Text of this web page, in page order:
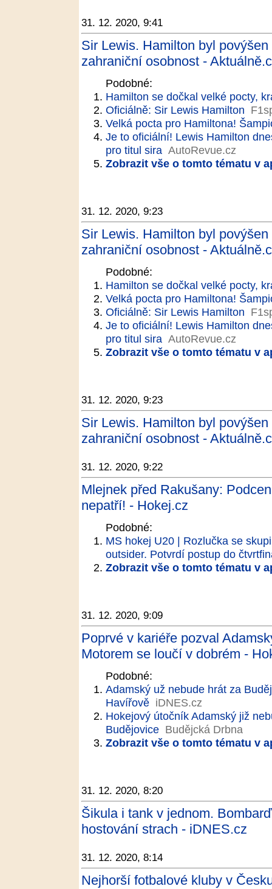
31. 12. 2020, 9:41
Sir Lewis. Hamilton byl
zahraniční osobnost -
Podobné:
Hamilton se dočkal velké pocty,
Oficiálně: Sir Lewis Hamilton
Velká pocta pro Hamiltona!
Je to oficiální! Lewis Hamilton
pro titul sira AutoRevue.cz
Zobrazit vše o tomto tématu v
31. 12. 2020, 9:23
Sir Lewis. Hamilton byl
zahraniční osobnost -
Podobné:
Hamilton se dočkal velké pocty,
Velká pocta pro Hamiltona!
Oficiálně: Sir Lewis Hamilton
Je to oficiální! Lewis Hamilton
pro titul sira AutoRevue.cz
Zobrazit vše o tomto tématu v
31. 12. 2020, 9:23
Sir Lewis. Hamilton byl
zahraniční osobnost -
31. 12. 2020, 9:22
Mlejnek před Rakušany:
nepatří! - Hokej.cz
Podobné:
MS hokej U20 | Rozlučka se
outsider. Potvrdí postup do
Zobrazit vše o tomto tématu v
31. 12. 2020, 9:09
Poprvé v kariéře pozval
Motorem se loučí v dobrém -
Podobné:
Adamský už nebude hrát za
Havířově iDNES.cz
Hokejový útočník Adamský již
Budějovice Budějcká Drbna
Zobrazit vše o tomto tématu v
31. 12. 2020, 8:20
Šikula i tank v jednom.
hostování strach - iDNES.cz
31. 12. 2020, 8:14
Nejhorší fotbalové kluby v